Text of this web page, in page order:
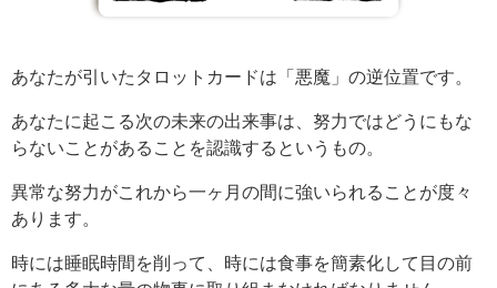
あなたが引いたタロットカードは「悪魔」の逆位置です。
あなたに起こる次の未来の出来事は、努力ではどうにもな
らないことがあることを認識するというもの。
異常な努力がこれから一ヶ月の間に強いられることが度々
あります。
時には睡眠時間を削って、時には食事を簡素化して目の前